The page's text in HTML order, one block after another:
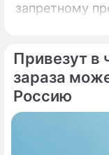
запретному
православная
Ермолая,
Привезут в
зараза
Россию